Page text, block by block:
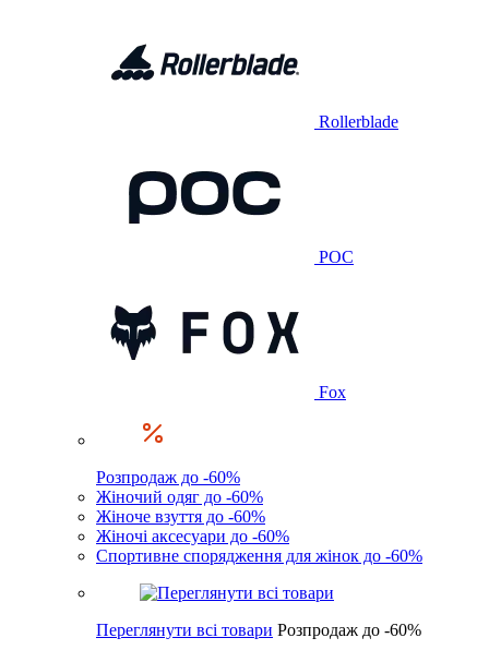
Rollerblade
POC
Fox
Розпродаж до -60%
Жіночий одяг до -60%
Жіноче взуття до -60%
Жіночі аксесуари до -60%
Спортивне спорядження для жінок до -60%
Переглянути всі товари Розпродаж до -60%